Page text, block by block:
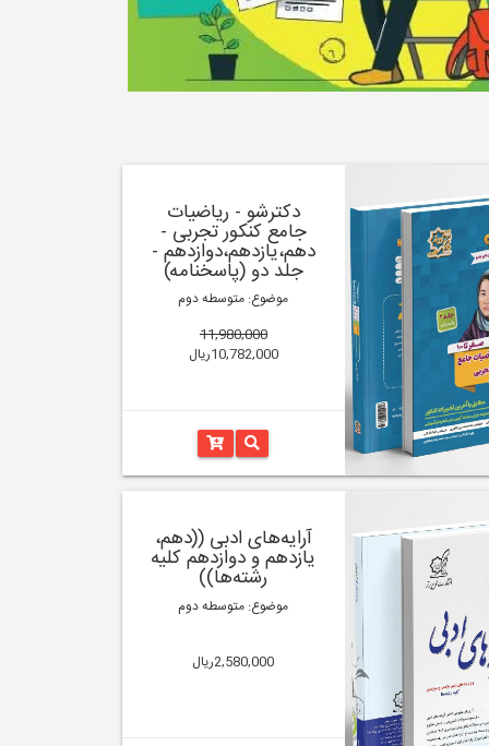
دکترشو - ریاضیات
جامع کنکور تجربی -
دهم،یازدهم،دوازدهم -
جلد دو (پاسخنامه)
موضوع: متوسطه دوم
11,980,000
10,782,000ریال
آرایه‌های ادبی ((دهم،
یازدهم و دوازدهم کلیه
رشته‌‌ها))
موضوع: متوسطه دوم
2,580,000ریال